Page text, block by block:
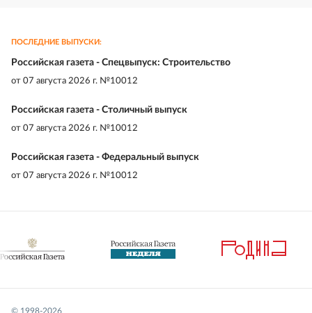
ПОСЛЕДНИЕ ВЫПУСКИ:
Российская газета - Спецвыпуск: Строительство
от 07 августа 2026 г. №10012
Российская газета - Столичный выпуск
от 07 августа 2026 г. №10012
Российская газета - Федеральный выпуск
от 07 августа 2026 г. №10012
© 1998-2026